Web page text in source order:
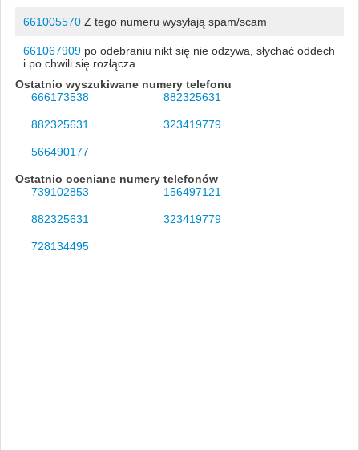
661005570Z tego numeru wysyłają spam/scam
661067909po odebraniu nikt się nie odzywa, słychać oddech
i po chwili się rozłącza
Ostatnio wyszukiwane numery telefonu
666173538
882325631
882325631 323419779
566490177
Ostatnio oceniane numery telefonów
739102853
156497121
882325631 323419779
728134495